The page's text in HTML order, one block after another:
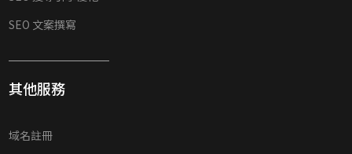
SEO 文案撰寫
其他服務
域名註冊